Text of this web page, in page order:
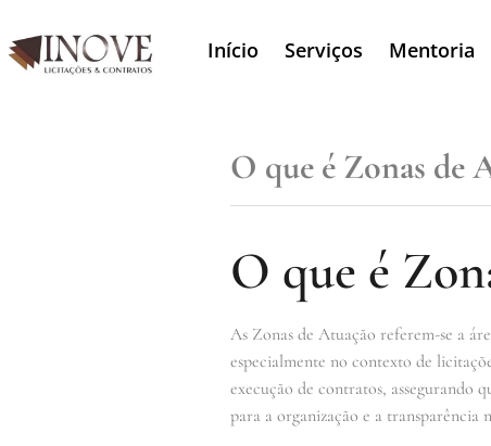
Início Serviços Mentoria
O que é Zonas de
O que é
As Zonas de Atuação referem-se a
especialmente no contexto de
execução de contratos, assegurando
para a organização e a